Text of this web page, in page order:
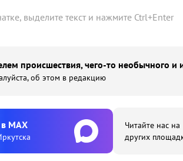
выделите текст и нажмите Ctrl+Enter
происшествия, чего-то необычного и
об этом в редакцию
MAX
Читайте нас на
других